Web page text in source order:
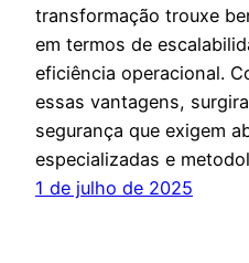
transformação trouxe
em termos de
eficiência operacional.
essas vantagens,
segurança que exigem
especializadas e
1 de julho de 2025